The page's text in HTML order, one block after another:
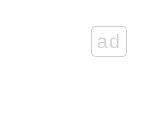
ad